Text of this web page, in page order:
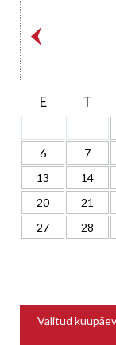
E T
6
7
13
14
20
21
27
28
Valitud